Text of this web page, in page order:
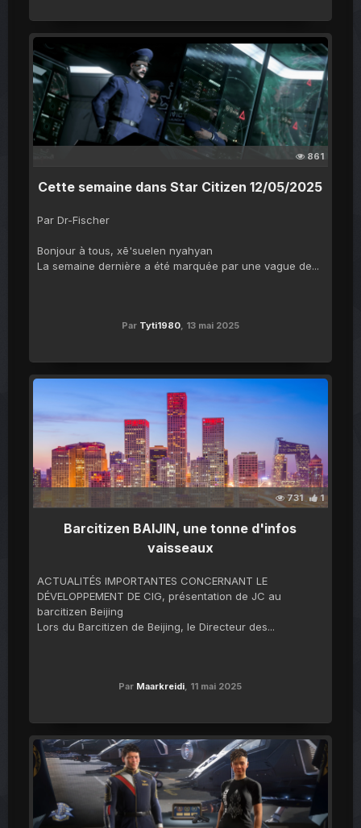
861
Cette semaine dans Star Citizen 12/05/2025
Par Dr-Fischer
Bonjour à tous, xē'suelen nyahyan
La semaine dernière a été marquée par une vague de...
Par Tyti1980, 13 mai 2025
731 1
Barcitizen BAIJIN, une tonne d'infos
vaisseaux
ACTUALITÉS IMPORTANTES CONCERNANT LE
DÉVELOPPEMENT DE CIG, présentation de JC au
barcitizen Beijing
Lors du Barcitizen de Beijing, le Directeur des...
Par Maarkreidi, 11 mai 2025